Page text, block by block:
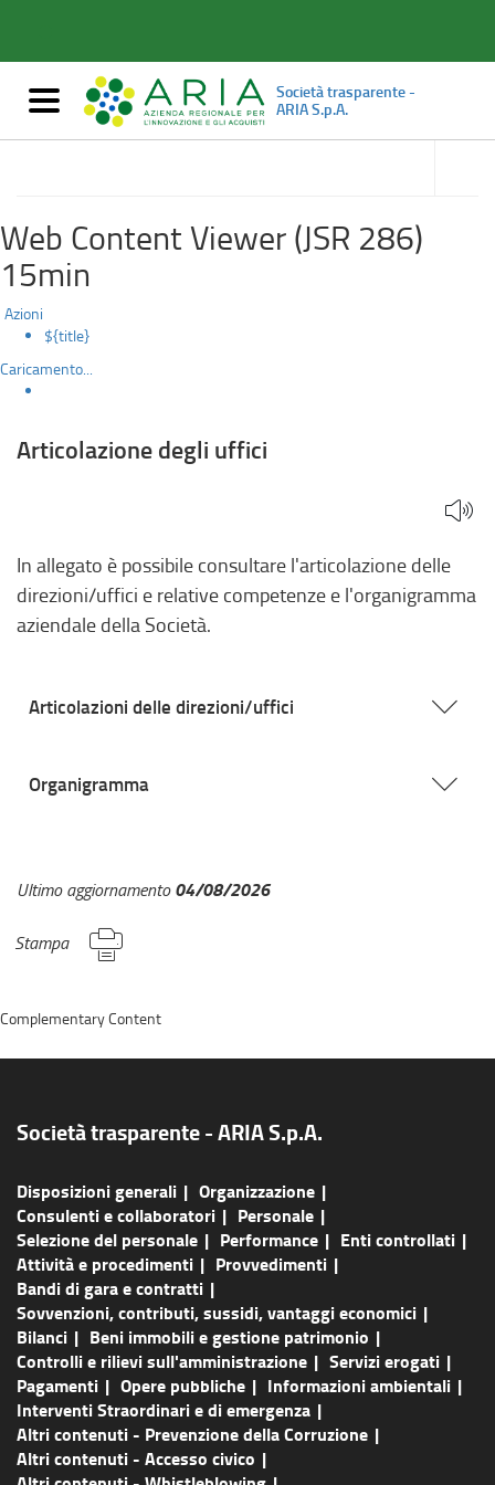
degli
ufficiMostra/nascondi
navigazione
Società trasparente -
ARIA S.p.A.
accedi
Web Content Viewer (JSR 286)
15min
Azioni
${title}
Caricamento...
Articolazione degli uffici
In allegato è possibile consultare l'articolazione delle
direzioni/uffici e relative competenze e l'organigramma
aziendale della Società.
Articolazioni delle direzioni/uffici
Organigramma
Ultimo aggiornamento04/08/2026
Stampa
Società trasparente - ARIA S.p.A.
Disposizioni generali
Organizzazione
Consulenti e collaboratori
Personale
Selezione del personale
Performance
Enti controllati
Attività e procedimenti
Provvedimenti
Bandi di gara e contratti
Sovvenzioni, contributi, sussidi, vantaggi economici
Bilanci
Beni immobili e gestione patrimonio
Controlli e rilievi sull'amministrazione
Servizi erogati
Pagamenti
Opere pubbliche
Informazioni ambientali
Interventi Straordinari e di emergenza
Altri contenuti - Prevenzione della Corruzione
Altri contenuti - Accesso civico
Complementary Content